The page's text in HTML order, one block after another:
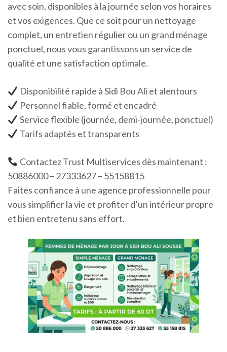
avec soin, disponibles à la journée selon vos horaires
et vos exigences. Que ce soit pour un nettoyage
complet, un entretien régulier ou un grand ménage
ponctuel, nous vous garantissons un service de
qualité et une satisfaction optimale.
Disponibilité rapide à Sidi Bou Ali et alentours
Personnel fiable, formé et encadré
Service flexible (journée, demi-journée, ponctuel)
Tarifs adaptés et transparents
Contactez Trust Multiservices dès maintenant :
50886000 – 27333627 – 55158815
Faites confiance à une agence professionnelle pour
vous simplifier la vie et profiter d’un intérieur propre
et bien entretenu sans effort.